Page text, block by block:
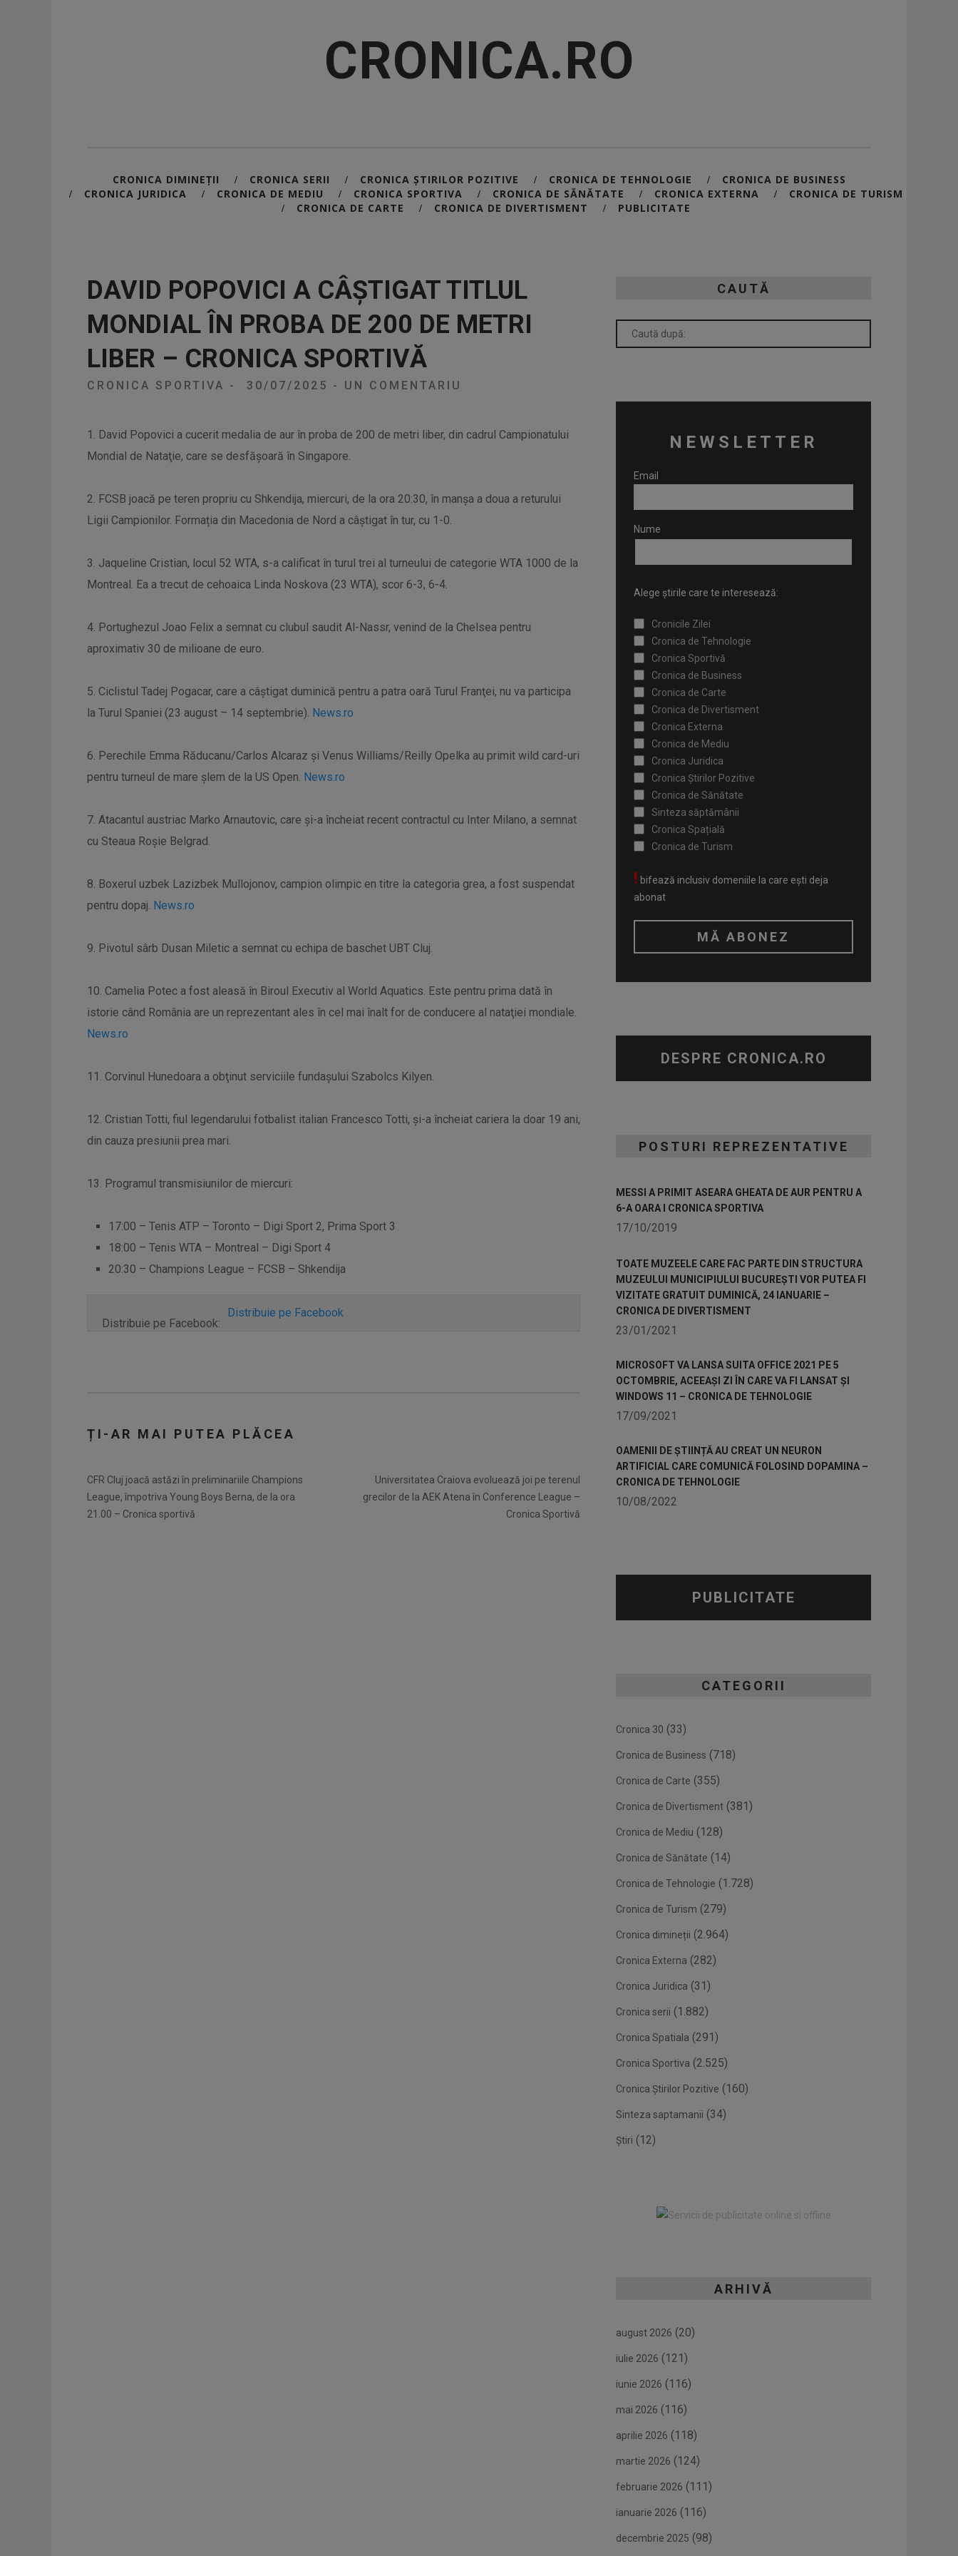
CRONICA.RO
CRONICA DIMINEȚII / CRONICA SERII / CRONICA ȘTIRILOR POZITIVE / CRONICA DE TEHNOLOGIE / CRONICA DE BUSINESS
/ CRONICA JURIDICA / CRONICA DE MEDIU / CRONICA SPORTIVA / CRONICA DE SĂNĂTATE / CRONICA EXTERNA / CRONICA DE TURISM
/ CRONICA DE CARTE / CRONICA DE DIVERTISMENT / PUBLICITATE
DAVID POPOVICI A CÂȘTIGAT TITLUL
MONDIAL ÎN PROBA DE 200 DE METRI
LIBER – CRONICA SPORTIVĂ
CRONICA SPORTIVA - 30/07/2025 - UN COMENTARIU
1. David Popovici a cucerit medalia de aur în proba de 200 de metri liber, din cadrul Campionatului
Mondial de Nataţie, care se desfăşoară în Singapore.
2. FCSB joacă pe teren propriu cu Shkendija, miercuri, de la ora 20:30, în manșa a doua a returului
Ligii Campionilor. Formația din Macedonia de Nord a câștigat în tur, cu 1-0.
3. Jaqueline Cristian, locul 52 WTA, s-a calificat în turul trei al turneului de categorie WTA 1000 de la
Montreal. Ea a trecut de cehoaica Linda Noskova (23 WTA), scor 6-3, 6-4.
4. Portughezul Joao Felix a semnat cu clubul saudit Al-Nassr, venind de la Chelsea pentru
aproximativ 30 de milioane de euro.
5. Ciclistul Tadej Pogacar, care a câştigat duminică pentru a patra oară Turul Franţei, nu va participa
la Turul Spaniei (23 august – 14 septembrie). News.ro
6. Perechile Emma Răducanu/Carlos Alcaraz şi Venus Williams/Reilly Opelka au primit wild card-uri
pentru turneul de mare șlem de la US Open. News.ro
7. Atacantul austriac Marko Arnautovic, care și-a încheiat recent contractul cu Inter Milano, a semnat
cu Steaua Roșie Belgrad.
8. Boxerul uzbek Lazizbek Mullojonov, campion olimpic en titre la categoria grea, a fost suspendat
pentru dopaj. News.ro
9. Pivotul sârb Dusan Miletic a semnat cu echipa de baschet UBT Cluj.
10. Camelia Potec a fost aleasă în Biroul Executiv al World Aquatics. Este pentru prima dată în
istorie când România are un reprezentant ales în cel mai înalt for de conducere al nataţiei mondiale.
News.ro
11. Corvinul Hunedoara a obţinut serviciile fundaşului Szabolcs Kilyen.
12. Cristian Totti, fiul legendarului fotbalist italian Francesco Totti, şi-a încheiat cariera la doar 19 ani,
din cauza presiunii prea mari.
13. Programul transmisiunilor de miercuri:
17:00 – Tenis ATP – Toronto – Digi Sport 2, Prima Sport 3
18:00 – Tenis WTA – Montreal – Digi Sport 4
20:30 – Champions League – FCSB – Shkendija
Distribuie pe Facebook:
Distribuie pe Facebook
ȚI-AR MAI PUTEA PLĂCEA
CFR Cluj joacă astăzi în preliminariile Champions
League, împotriva Young Boys Berna, de la ora
21.00 – Cronica sportivă
Universitatea Craiova evoluează joi pe terenul
grecilor de la AEK Atena în Conference League –
Cronica Sportivă
CAUTĂ
NEWSLETTER
Email
Nume
Alege știrile care te interesează:
Cronicile Zilei
Cronica de Tehnologie
Cronica Sportivă
Cronica de Business
Cronica de Carte
Cronica de Divertisment
Cronica Externa
Cronica de Mediu
Cronica Juridica
Cronica Știrilor Pozitive
Cronica de Sănătate
Sinteza săptămânii
Cronica Spațială
Cronica de Turism
! bifează inclusiv domeniile la care ești deja
abonat
DESPRE CRONICA.RO
POSTURI REPREZENTATIVE
MESSI A PRIMIT ASEARA GHEATA DE AUR PENTRU A
6-A OARA I CRONICA SPORTIVA
17/10/2019
TOATE MUZEELE CARE FAC PARTE DIN STRUCTURA
MUZEULUI MUNICIPIULUI BUCUREȘTI VOR PUTEA FI
VIZITATE GRATUIT DUMINICĂ, 24 IANUARIE –
CRONICA DE DIVERTISMENT
23/01/2021
MICROSOFT VA LANSA SUITA OFFICE 2021 PE 5
OCTOMBRIE, ACEEAȘI ZI ÎN CARE VA FI LANSAT ȘI
WINDOWS 11 – CRONICA DE TEHNOLOGIE
17/09/2021
OAMENII DE ȘTIINȚĂ AU CREAT UN NEURON
ARTIFICIAL CARE COMUNICĂ FOLOSIND DOPAMINA –
CRONICA DE TEHNOLOGIE
10/08/2022
PUBLICITATE
CATEGORII
Cronica 30 (33)
Cronica de Business (718)
Cronica de Carte (355)
Cronica de Divertisment (381)
Cronica de Mediu (128)
Cronica de Sănătate (14)
Cronica de Tehnologie (1.728)
Cronica de Turism (279)
Cronica dimineții (2.964)
Cronica Externa (282)
Cronica Juridica (31)
Cronica serii (1.882)
Cronica Spatiala (291)
Cronica Sportiva (2.525)
Cronica Știrilor Pozitive (160)
Sinteza saptamanii (34)
Știri (12)
ARHIVĂ
august 2026 (20)
iulie 2026 (121)
iunie 2026 (116)
mai 2026 (116)
aprilie 2026 (118)
martie 2026 (124)
februarie 2026 (111)
ianuarie 2026 (116)
decembrie 2025 (98)